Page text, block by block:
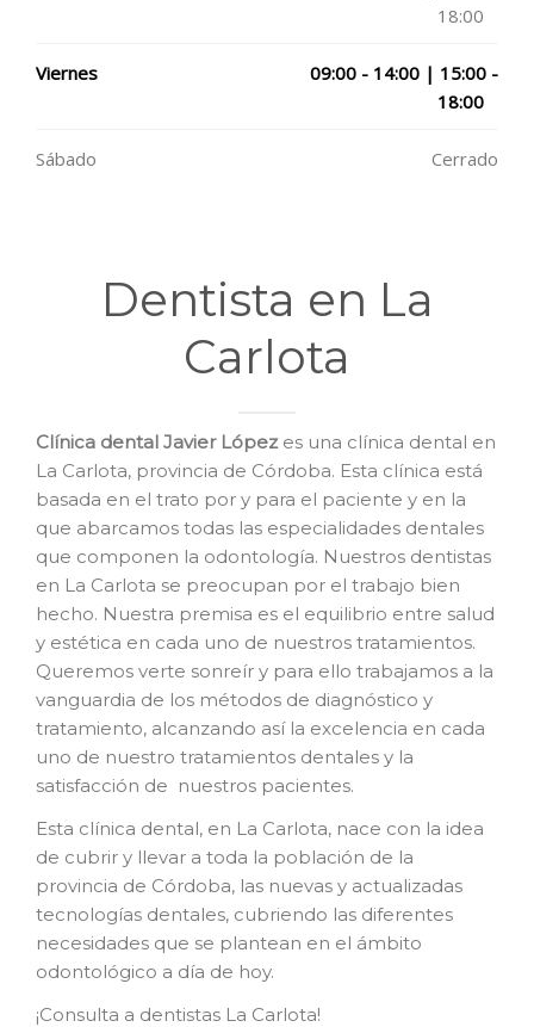
18:00
Viernes
09:00 - 14:00 | 15:00 -
18:00
Sábado Cerrado
Dentista en La
Carlota
Clínica dental Javier Lópezes una clínica dental en
La Carlota, provincia de Córdoba. Esta clínica está
basada en el trato por y para el paciente y en la
que abarcamos todas las especialidades dentales
que componen la odontología. Nuestros dentistas
en La Carlota se preocupan por el trabajo bien
hecho. Nuestra premisa es el equilibrio entre salud
y estética en cada uno de nuestros tratamientos.
Queremos verte sonreír y para ello trabajamos a la
vanguardia de los métodos de diagnóstico y
tratamiento, alcanzando así la excelencia en cada
uno de nuestro tratamientos dentales y la
satisfacción de nuestros pacientes.
Esta clínica dental, en La Carlota, nace con la idea
de cubrir y llevar a toda la población de la
provincia de Córdoba, las nuevas y actualizadas
tecnologías dentales, cubriendo las diferentes
necesidades que se plantean en el ámbito
odontológico a día de hoy.
¡Consulta a dentistas La Carlota!